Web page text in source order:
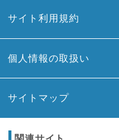
サイト利用規約
個人情報の取扱い
サイトマップ